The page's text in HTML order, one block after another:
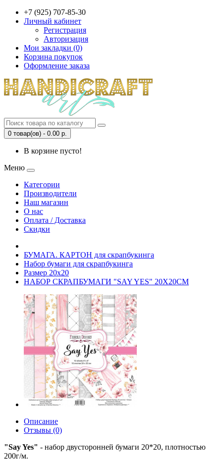
+7 (925) 707-85-30
Личный кабинет
Регистрация
Авторизация
Мои закладки (0)
Корзина покупок
Оформление заказа
0 товар(ов) - 0.00 р.
В корзине пусто!
Меню
Категории
Производители
Наш магазин
О нас
Оплата / Доставка
Скидки
БУМАГА. КАРТОН для скрапбукинга
Набор бумаги для скрапбукинга
Размер 20х20
НАБОР СКРАПБУМАГИ "SAY YES" 20X20СМ
Описание
Отзывы (0)
"Say Yes" - набор двусторонней бумаги 20*20, плотностью
200г/м.